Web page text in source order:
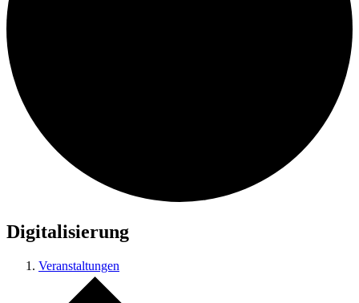
Digitalisierung
Veranstaltungen